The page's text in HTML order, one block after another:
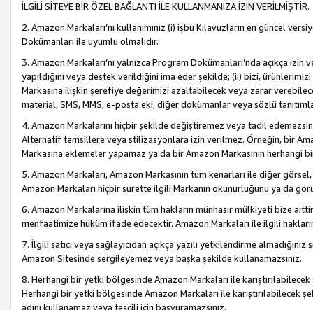
İLGİLİ SİTEYE BİR ÖZEL BAĞLANTI İLE KULLANMANIZA İZİN VERİLMİŞTİR.
2. Amazon Markaları’nı kullanımınız (i) işbu Kılavuzların en güncel
Dokümanları ile uyumlu olmalıdır.
3. Amazon Markaları’nı yalnızca Program Dokümanları’nda açıkça
yapıldığını veya destek verildiğini ima eder şekilde; (ii) bizi,
Markasına ilişkin şerefiye değerimizi azaltabilecek veya zarar
material, SMS, MMS, e-posta eki, diğer dokümanlar veya sözlü
4. Amazon Markalarını hiçbir şekilde değiştiremez veya tadil
Alternatif temsillere veya stilizasyonlara izin verilmez. Örneğin, bir
Markasına eklemeler yapamaz ya da bir Amazon Markasının herhangi
5. Amazon Markaları, Amazon Markasının tüm kenarları ile diğer
Amazon Markaları hiçbir surette ilgili Markanın okunurluğunu ya da
6. Amazon Markalarına ilişkin tüm hakların münhasır mülkiyeti bize
menfaatimize hüküm ifade edecektir. Amazon Markaları ile ilgili
7. İlgili satıcı veya sağlayıcıdan açıkça yazılı yetkilendirme
Amazon Sitesinde sergileyemez veya başka şekilde kullanamazsınız.
8. Herhangi bir yetki bölgesinde Amazon Markaları ile
Herhangi bir yetki bölgesinde Amazon Markaları ile karıştırılabilecek
adını kullanamaz veya tescili için başvuramazsınız.